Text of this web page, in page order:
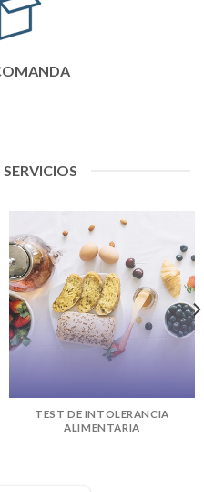
TEST DE INTOLERANCIA
ALIMENTARIA